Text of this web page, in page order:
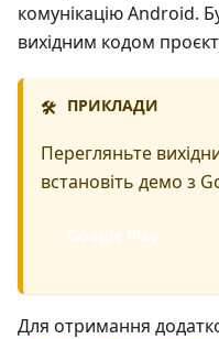
комунікацію Android.
вихідним кодом
🛠️ ПРИКЛАДИ
Перегляньте
встановіть демо з
Google Play
Для отримання